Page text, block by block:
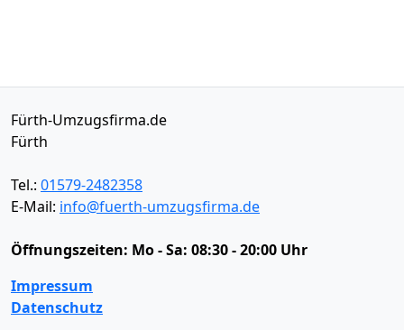
Fürth-Umzugsfirma.de
Fürth
Tel.: 01579-2482358
E-Mail: info@fuerth-umzugsfirma.de
Öffnungszeiten: Mo - Sa: 08:30 - 20:00 Uhr
Impressum
Datenschutz